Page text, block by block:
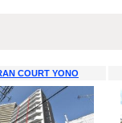
COURT YONO